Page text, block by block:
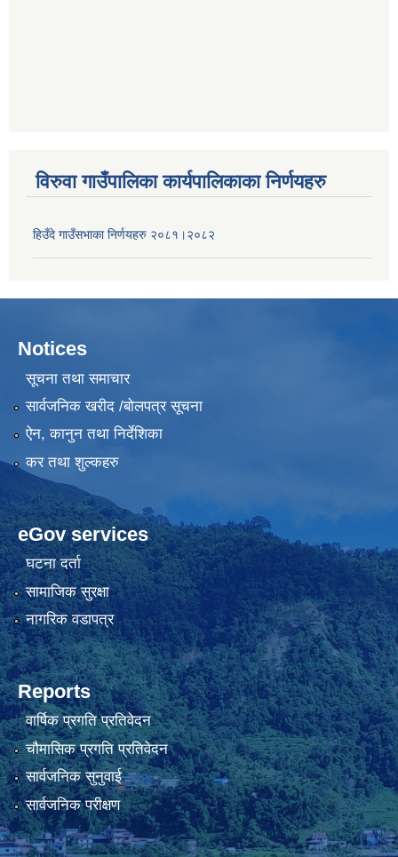
विरुवा गाउँपालिका कार्यपालिकाका निर्णयहरु
हिउँदे गाउँसभाका निर्णयहरु २०८१।२०८२
Notices
सूचना तथा समाचार
सार्वजनिक खरीद /बोलपत्र सूचना
ऐन, कानुन तथा निर्देशिका
कर तथा शुल्कहरु
eGov services
घटना दर्ता
सामाजिक सुरक्षा
नागरिक वडापत्र
Reports
वार्षिक प्रगति प्रतिवेदन
चौमासिक प्रगति प्रतिवेदन
सार्वजनिक सुनुवाई
सार्वजनिक परीक्षण